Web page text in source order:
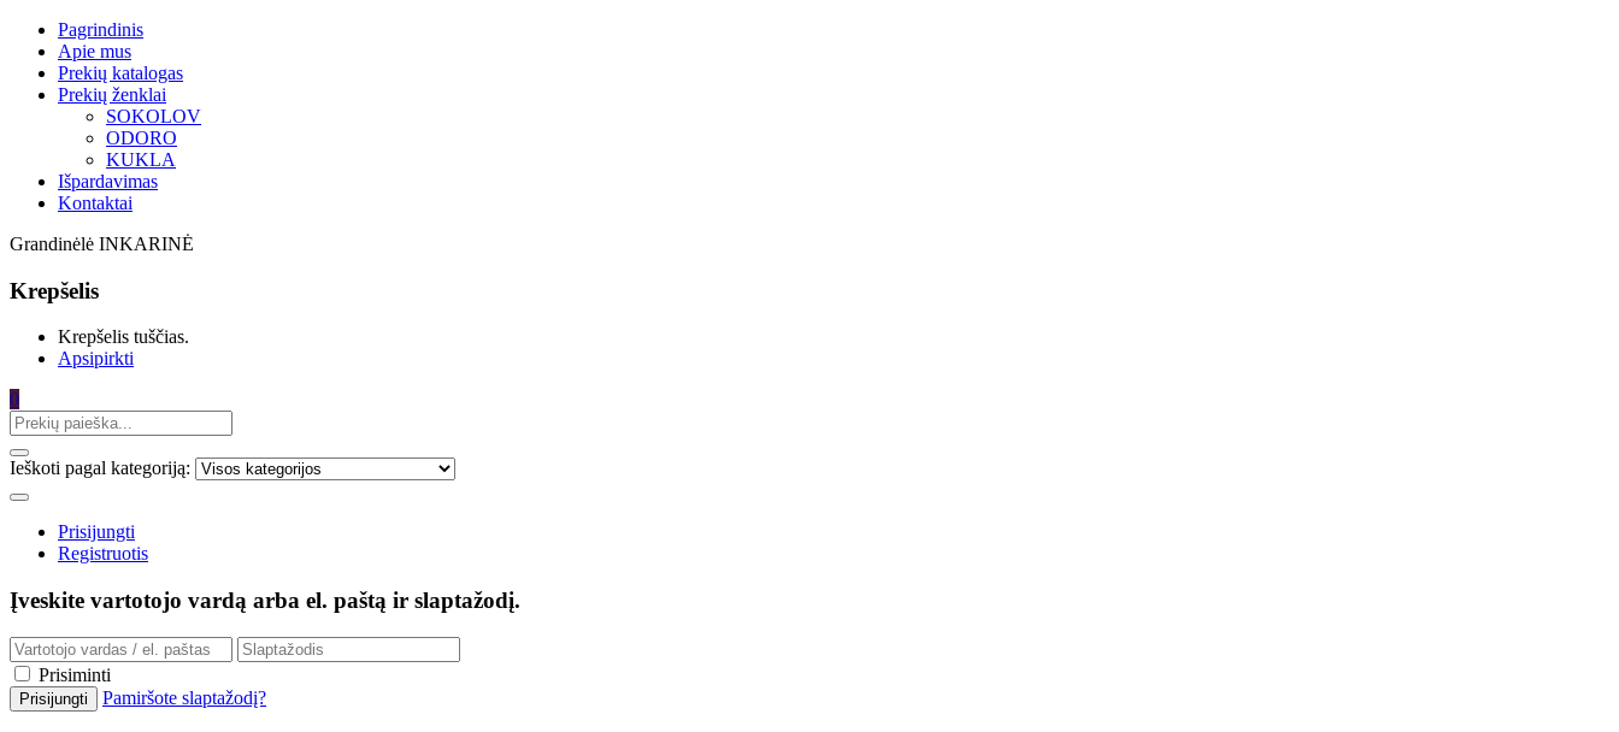
Pagrindinis
Apie mus
Prekių katalogas
Prekių ženklai
SOKOLOV
ODORO
KUKLA
Išpardavimas
Kontaktai
Grandinėlė INKARINĖ
Krepšelis
Krepšelis tuščias.
Apsipirkti
0
Ieškoti pagal kategoriją:
Prisijungti
Registruotis
Įveskite vartotojo vardą arba el. paštą ir slaptažodį.
Prisiminti
Pamiršote slaptažodį?